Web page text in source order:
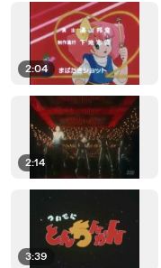
2:04
2:14
3:39